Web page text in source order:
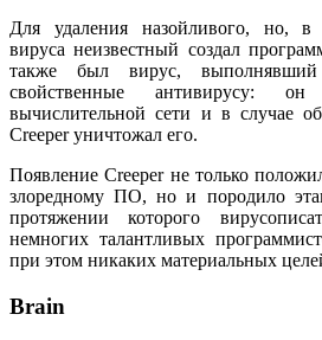
Для удаления назойливого, но, в
вируса неизвестный создал
также был вирус,
свойственные антивирусу: он
вычислительной сети и в случае
Creeper уничтожал его.
Появление Creeper не только
злоредному ПО, но и породило
протяжении которого
немногих талантливых
при этом никаких материальных
Brain